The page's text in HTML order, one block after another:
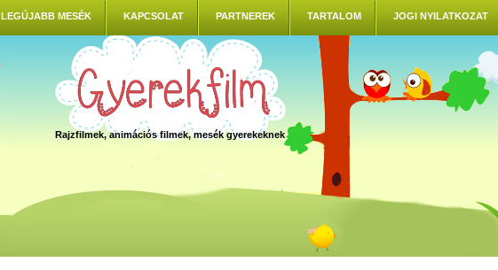
LEGÚJABB MESÉK KAPCSOLAT PARTNEREK TARTALOM JOGI NYILATKOZAT
Rajzfilmek, animációs filmek, mesék gyerekeknek